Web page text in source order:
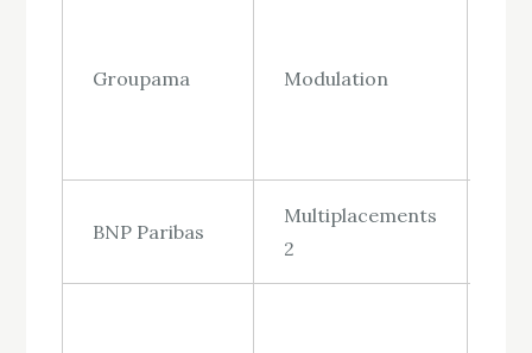
Groupama Modulation
BNP Paribas
Multiplacements
2